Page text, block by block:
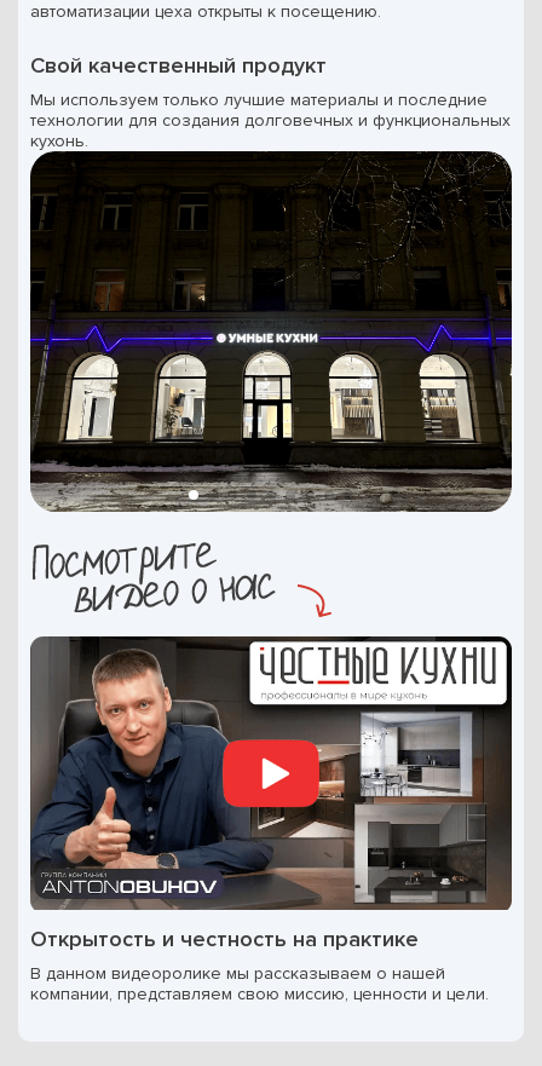
автоматизации цеха открыты к посещению.
Свой качественный продукт
Мы используем только лучшие материалы и последние
технологии для создания долговечных и функциональных
кухонь.
Открытость и честность на практике
В данном видеоролике мы рассказываем о нашей
компании, представляем свою миссию, ценности и цели.